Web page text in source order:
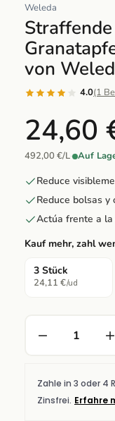
ventana
modal
Weleda
von
4.0(1
24,60
492,00 €/L· Auf
Reduce
Reduce bolsas y
Actúa frente a
Kauf mehr, zahl
3 Stück
24,11 €/ud